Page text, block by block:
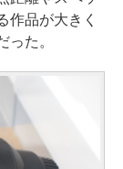
作品が大きく
った。